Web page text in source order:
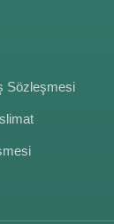
Sözleşmesi